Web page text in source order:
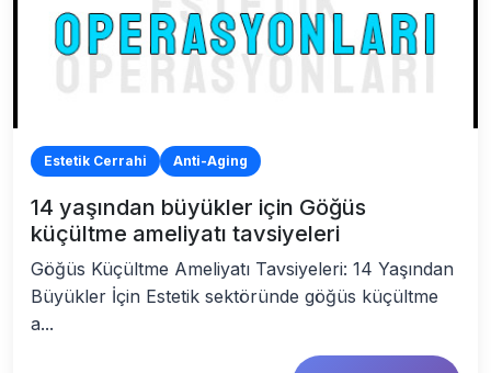
Estetik Cerrahi Anti-Aging
14 yaşından büyükler için Göğüs
küçültme ameliyatı tavsiyeleri
Göğüs Küçültme Ameliyatı Tavsiyeleri: 14 Yaşından
Büyükler İçin Estetik sektöründe göğüs küçültme
a...